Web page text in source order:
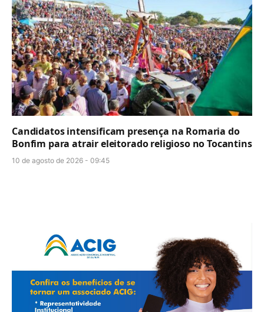
Candidatos intensificam presença na Romaria do
Bonfim para atrair eleitorado religioso no Tocantins
10 de agosto de 2026 - 09:45